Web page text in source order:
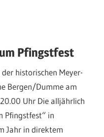
Pfingstfest
historischen Meyer-
Bergen/Dumme am
Uhr Die alljährlich
Pfingstfest“ in
Jahr in direktem